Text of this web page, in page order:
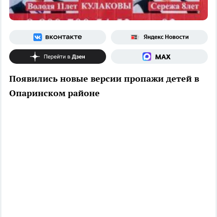
Появились новые версии пропажи детей в
Опаринском районе